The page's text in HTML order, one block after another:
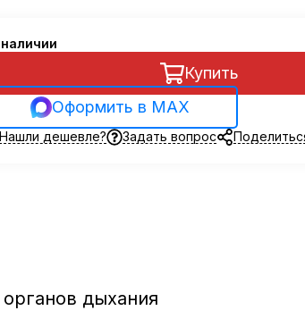
Купить
Оформить в MAX
Нашли дешевле? Задать вопрос
дыхания